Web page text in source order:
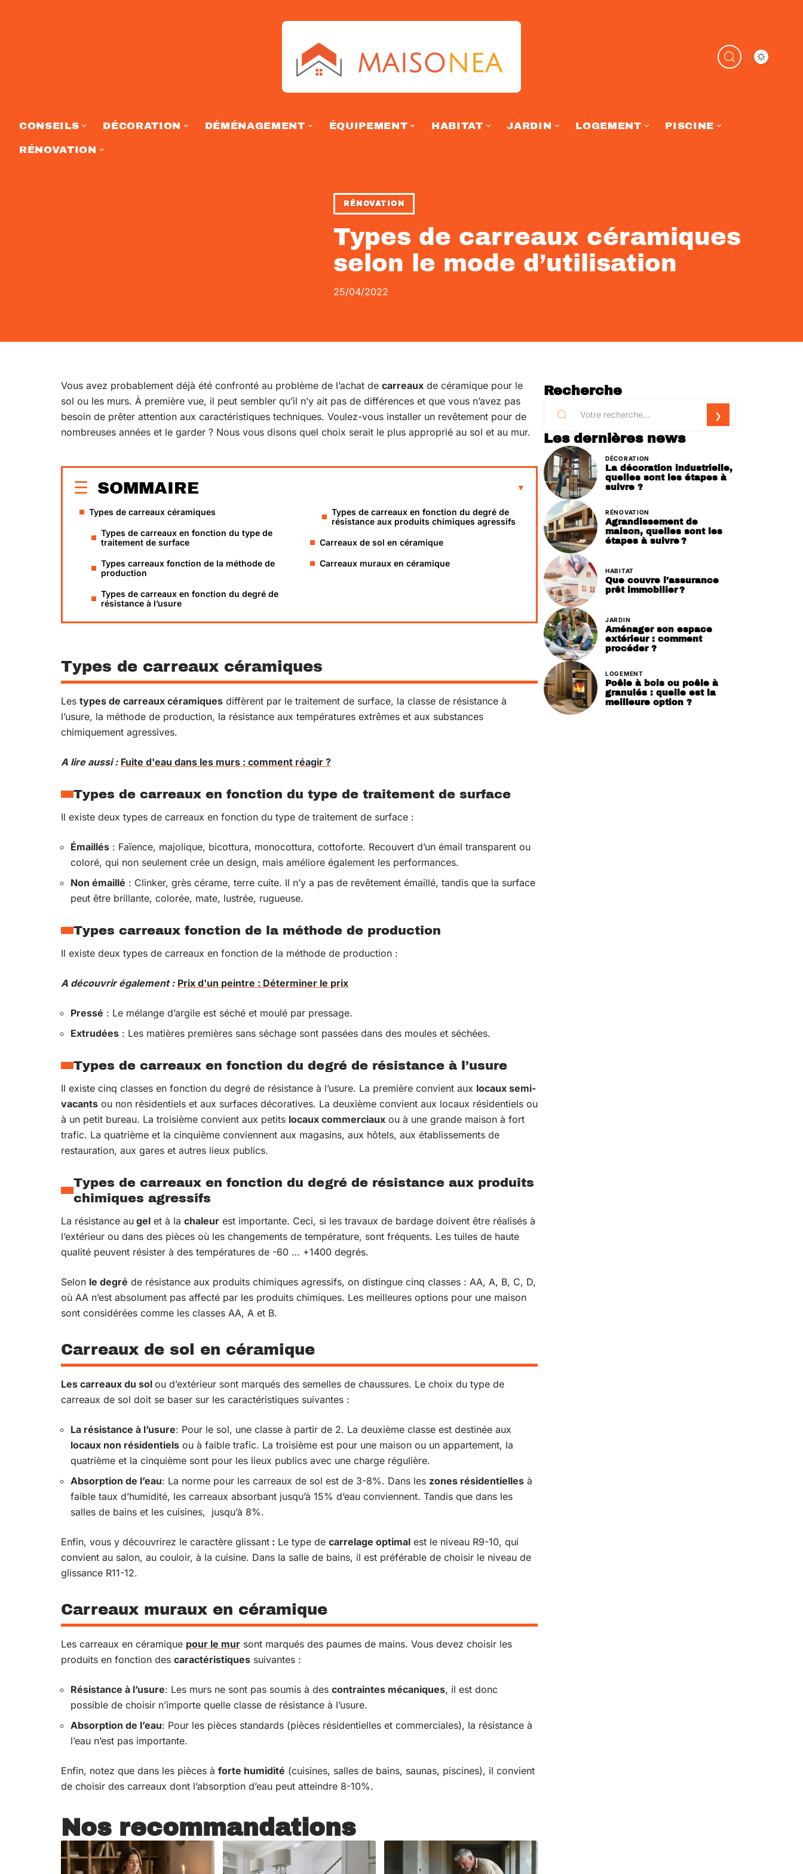
CONSEILS DÉCORATION DÉMÉNAGEMENT ÉQUIPEMENT HABITAT JARDIN LOGEMENT PISCINE
RÉNOVATION
RÉNOVATION
Types de carreaux céramiques
selon le mode d’utilisation
25/04/2022
Vous avez probablement déjà été confronté au problème de l’achat de carreaux de céramique pour le
sol ou les murs. À première vue, il peut sembler qu’il n’y ait pas de différences et que vous n’avez pas
besoin de prêter attention aux caractéristiques techniques. Voulez-vous installer un revêtement pour de
nombreuses années et le garder ? Nous vous disons quel choix serait le plus approprié au sol et au mur.
SOMMAIRE
Types de carreaux céramiques
Types de carreaux en fonction du type de
traitement de surface
Types carreaux fonction de la méthode de
production
Types de carreaux en fonction du degré de
résistance à l’usure
Types de carreaux en fonction du degré de
résistance aux produits chimiques agressifs
Carreaux de sol en céramique
Carreaux muraux en céramique
Types de carreaux céramiques
Les types de carreaux céramiques diffèrent par le traitement de surface, la classe de résistance à
l’usure, la méthode de production, la résistance aux températures extrêmes et aux substances
chimiquement agressives.
A lire aussi : Fuite d'eau dans les murs : comment réagir ?
Types de carreaux en fonction du type de traitement de surface
Il existe deux types de carreaux en fonction du type de traitement de surface :
Émaillés : Faïence, majolique, bicottura, monocottura, cottoforte. Recouvert d’un émail transparent ou
coloré, qui non seulement crée un design, mais améliore également les performances.
Non émaillé : Clinker, grès cérame, terre cuite. Il n’y a pas de revêtement émaillé, tandis que la surface
peut être brillante, colorée, mate, lustrée, rugueuse.
Types carreaux fonction de la méthode de production
Il existe deux types de carreaux en fonction de la méthode de production :
A découvrir également : Prix d'un peintre : Déterminer le prix
Pressé : Le mélange d’argile est séché et moulé par pressage.
Extrudées : Les matières premières sans séchage sont passées dans des moules et séchées.
Types de carreaux en fonction du degré de résistance à l’usure
Il existe cinq classes en fonction du degré de résistance à l’usure. La première convient aux locaux semi-
vacants ou non résidentiels et aux surfaces décoratives. La deuxième convient aux locaux résidentiels ou
à un petit bureau. La troisième convient aux petits locaux commerciaux ou à une grande maison à fort
trafic. La quatrième et la cinquième conviennent aux magasins, aux hôtels, aux établissements de
restauration, aux gares et autres lieux publics.
Types de carreaux en fonction du degré de résistance aux produits
chimiques agressifs
La résistance au gel et à la chaleur est importante. Ceci, si les travaux de bardage doivent être réalisés à
l’extérieur ou dans des pièces où les changements de température, sont fréquents. Les tuiles de haute
qualité peuvent résister à des températures de -60 … +1400 degrés.
Selon le degré de résistance aux produits chimiques agressifs, on distingue cinq classes : AA, A, B, C, D,
où AA n’est absolument pas affecté par les produits chimiques. Les meilleures options pour une maison
sont considérées comme les classes AA, A et B.
Carreaux de sol en céramique
Les carreaux du sol ou d’extérieur sont marqués des semelles de chaussures. Le choix du type de
carreaux de sol doit se baser sur les caractéristiques suivantes :
La résistance à l’usure: Pour le sol, une classe à partir de 2. La deuxième classe est destinée aux
locaux non résidentiels ou à faible trafic. La troisième est pour une maison ou un appartement, la
quatrième et la cinquième sont pour les lieux publics avec une charge régulière.
Absorption de l’eau: La norme pour les carreaux de sol est de 3-8%. Dans les zones résidentielles à
faible taux d’humidité, les carreaux absorbant jusqu’à 15% d’eau conviennent. Tandis que dans les
salles de bains et les cuisines, jusqu’à 8%.
Enfin, vous y découvrirez le caractère glissant : Le type de carrelage optimal est le niveau R9-10, qui
convient au salon, au couloir, à la cuisine. Dans la salle de bains, il est préférable de choisir le niveau de
glissance R11-12.
Carreaux muraux en céramique
Les carreaux en céramique pour le mur sont marqués des paumes de mains. Vous devez choisir les
produits en fonction des caractéristiques suivantes :
Résistance à l’usure: Les murs ne sont pas soumis à des contraintes mécaniques, il est donc
possible de choisir n’importe quelle classe de résistance à l’usure.
Absorption de l’eau: Pour les pièces standards (pièces résidentielles et commerciales), la résistance à
l’eau n’est pas importante.
Enfin, notez que dans les pièces à forte humidité (cuisines, salles de bains, saunas, piscines), il convient
de choisir des carreaux dont l’absorption d’eau peut atteindre 8-10%.
Nos recommandations
Recherche
Les dernières news
DÉCORATION
La décoration industrielle,
quelles sont les étapes à
suivre ?
RÉNOVATION
Agrandissement de
maison, quelles sont les
étapes à suivre ?
HABITAT
Que couvre l’assurance
prêt immobilier ?
JARDIN
Aménager son espace
extérieur : comment
procéder ?
LOGEMENT
Poêle à bois ou poêle à
granulés : quelle est la
meilleure option ?